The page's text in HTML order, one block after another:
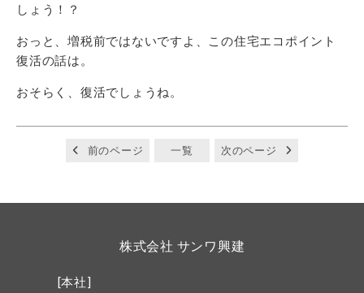
しょう！？
おっと、増税前ではないですよ、この住宅エコポイント
復活の話は。
おそらく、復活でしょうね。
前のページ 一覧 次のページ
株式会社 サンワ興建
[本社]